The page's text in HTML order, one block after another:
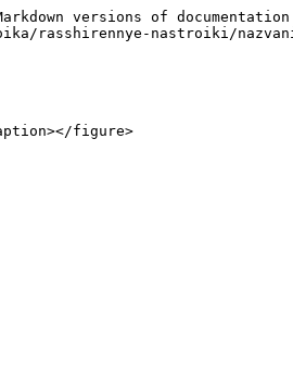
versions of documentation
rasshirennye-nastroiki/